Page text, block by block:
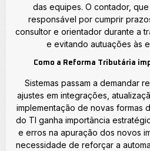
das equipes. O contador,
responsável por cumprir
consultor e orientador durante a
e evitando autuações às
Como a Reforma Tributária
Sistemas passam a demandar
ajustes em integrações,
implementação de novas formas
do TI ganha importância
e erros na apuração dos novos
necessidade de reforçar a